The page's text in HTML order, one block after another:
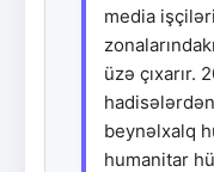
media
üzə çıxarır.
beynəlxalq
humanitar